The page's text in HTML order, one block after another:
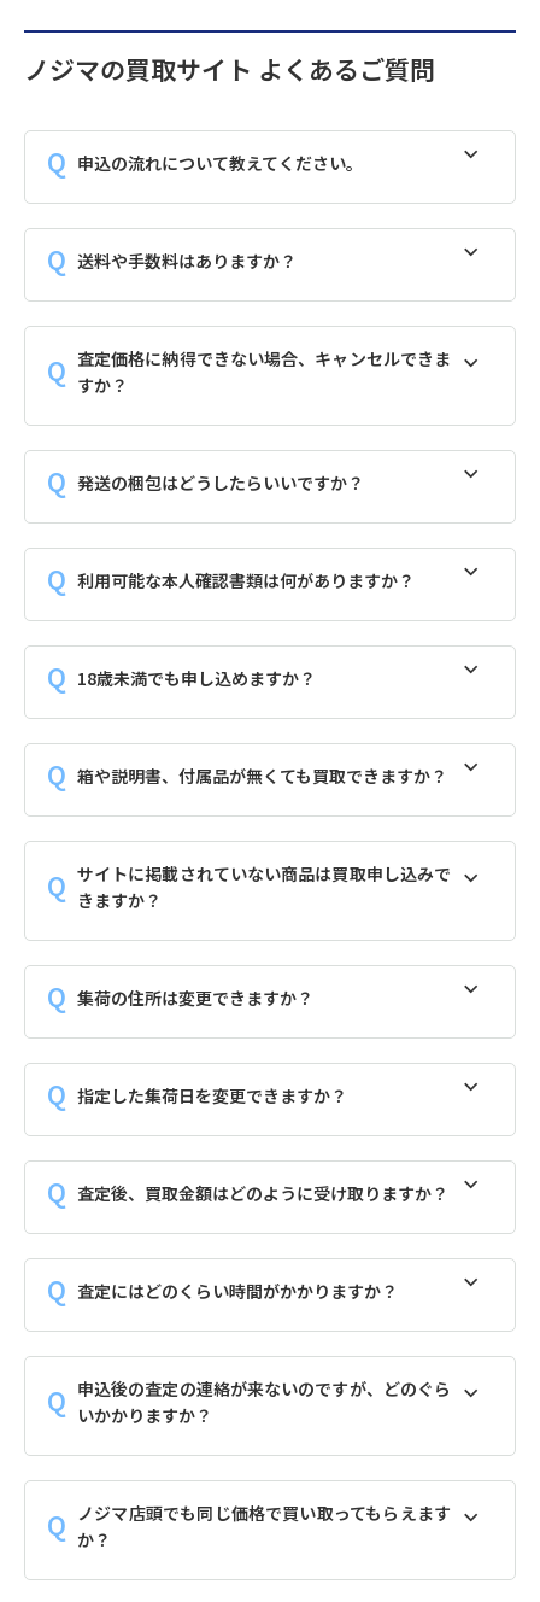
ノジマの買取サイト よくあるご質問
申込の流れについて教えてください。
送料や手数料はありますか？
査定価格に納得できない場合、キャンセルできま
すか？
発送の梱包はどうしたらいいですか？
利用可能な本人確認書類は何がありますか？
18歳未満でも申し込めますか？
箱や説明書、付属品が無くても買取できますか？
サイトに掲載されていない商品は買取申し込みで
きますか？
集荷の住所は変更できますか？
指定した集荷日を変更できますか？
査定後、買取金額はどのように受け取りますか？
査定にはどのくらい時間がかかりますか？
申込後の査定の連絡が来ないのですが、どのぐら
いかかりますか？
ノジマ店頭でも同じ価格で買い取ってもらえます
か？